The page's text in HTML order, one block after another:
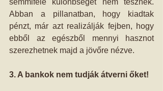
semmiféle különbséget nem tesznek.
Abban a pillanatban, hogy kiadtak
pénzt, már azt realizálják fejben, hogy
ebből az egészből mennyi hasznot
szerezhetnek majd a jövőre nézve.
3. A bankok nem tudják átverni őket!